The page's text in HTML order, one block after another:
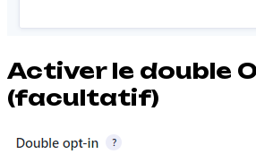
Activer le double
(facultatif)